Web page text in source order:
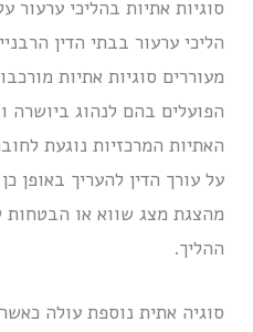
סוגיות אתיות בהליכי ערעור
הליכי ערעור בבתי הדין
מעוררים סוגיות אתיות
הפועלים בהם לנהוג ביושרה
האתיות המרכזיות נוגעת
על עורך הדין להעריך באופן
מהצגת מצג שווא או הבטחות
ההליך.
סוגיה אתית נוספת עולה כאשר